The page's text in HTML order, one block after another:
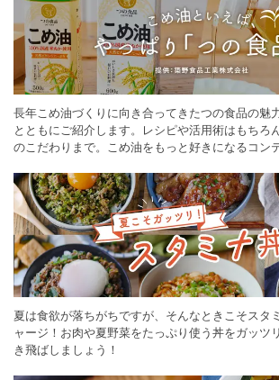
長年こめ油づくりに向き合ってきたつの食品の魅
とともにご紹介します。レシピや活用術はもちろ
のこだわりまで。こめ油をもっと好きになるコン
夏は食欲が落ちがちですが、そんなときこそスタ
ャージ！お肉や夏野菜をたっぷり使う丼をガッツ
き飛ばしましょう！